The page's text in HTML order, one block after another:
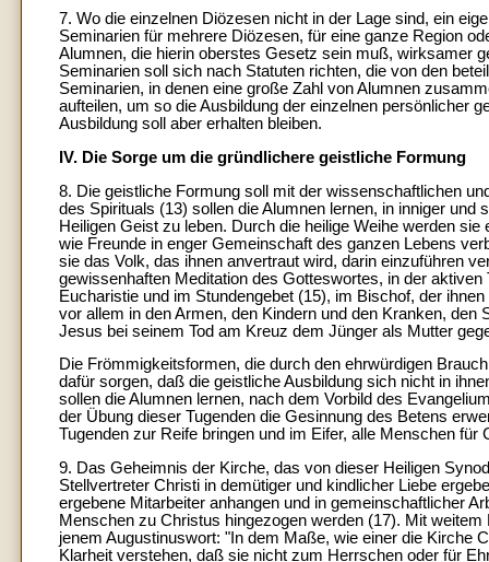
7. Wo die einzelnen Diözesen nicht in der Lage sind, ein
Seminarien für mehrere Diözesen, für eine ganze Region
Alumnen, die hierin oberstes Gesetz sein muß, wirksamer
Seminarien soll sich nach Statuten richten, die von den
Seminarien, in denen eine große Zahl von Alumnen
aufteilen, um so die Ausbildung der einzelnen persönlicher
Ausbildung soll aber erhalten bleiben.
IV. Die Sorge um die gründlichere geistliche Formung
8. Die geistliche Formung soll mit der wissenschaftlichen
des Spirituals (13) sollen die Alumnen lernen, in inniger
Heiligen Geist zu leben. Durch die heilige Weihe werden
wie Freunde in enger Gemeinschaft des ganzen Lebens
sie das Volk, das ihnen anvertraut wird, darin einzuführen
gewissenhaften Meditation des Gotteswortes, in der
Eucharistie und im Stundengebet (15), im Bischof, der
vor allem in den Armen, den Kindern und den Kranken,
Jesus bei seinem Tod am Kreuz dem Jünger als Mutter
Die Frömmigkeitsformen, die durch den ehrwürdigen
dafür sorgen, daß die geistliche Ausbildung sich nicht in
sollen die Alumnen lernen, nach dem Vorbild des
der Übung dieser Tugenden die Gesinnung des Betens
Tugenden zur Reife bringen und im Eifer, alle Menschen
9. Das Geheimnis der Kirche, das von dieser Heiligen
Stellvertreter Christi in demütiger und kindlicher Liebe
ergebene Mitarbeiter anhangen und in gemeinschaftlicher
Menschen zu Christus hingezogen werden (17). Mit
jenem Augustinuswort: "In dem Maße, wie einer die Kirche
Klarheit verstehen, daß sie nicht zum Herrschen oder für